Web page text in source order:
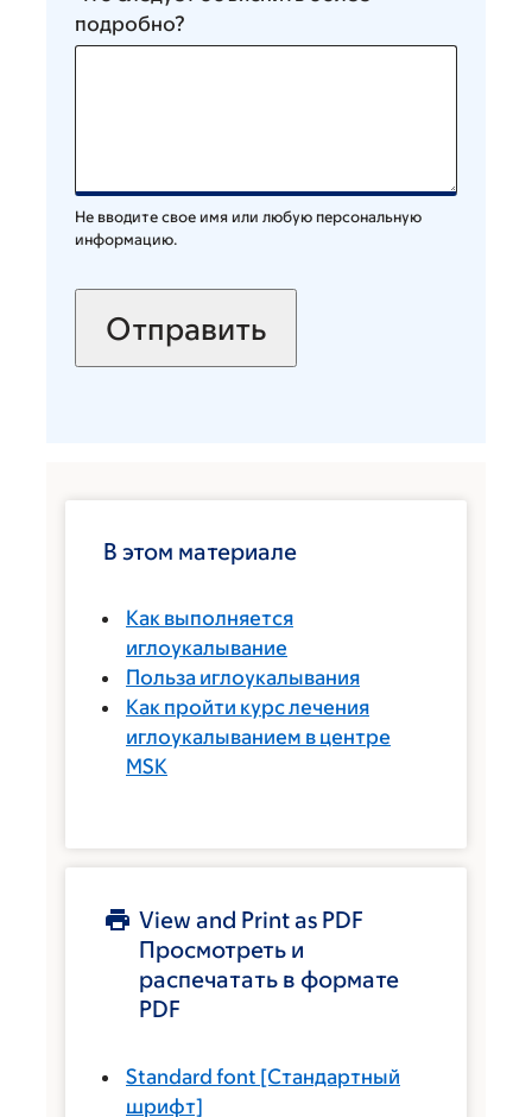
подробно?
Не вводите свое имя или любую персональную
информацию.
В этом материале
Как выполняется
иглоукалывание
Польза иглоукалывания
Как пройти курс лечения
иглоукалыванием в центре
MSK
View and Print as PDF
Просмотреть и
распечатать в формате
PDF
Standard font [Стандартный
шрифт]